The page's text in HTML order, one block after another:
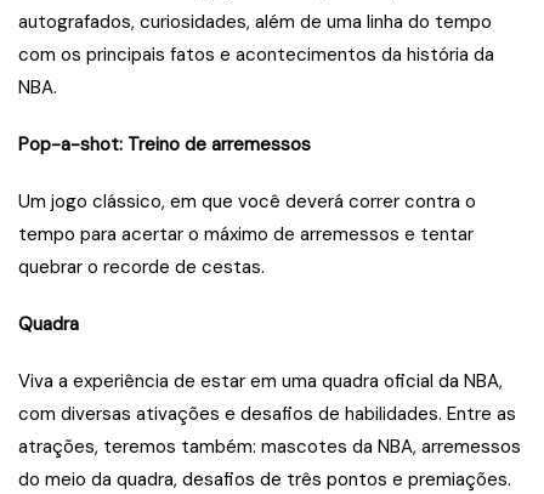
autografados, curiosidades, além de uma linha do tempo
com os principais fatos e acontecimentos da história da
NBA.
Pop-a-shot: Treino de arremessos
Um jogo clássico, em que você deverá correr contra o
tempo para acertar o máximo de arremessos e tentar
quebrar o recorde de cestas.
Quadra
Viva a experiência de estar em uma quadra oficial da NBA,
com diversas ativações e desafios de habilidades. Entre as
atrações, teremos também: mascotes da NBA, arremessos
do meio da quadra, desafios de três pontos e premiações. ​